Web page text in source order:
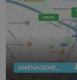
AMÉNAGEMENT DU TERRITOIRE